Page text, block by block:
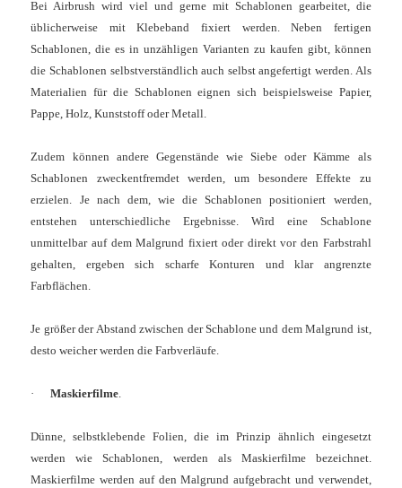
Bei Airbrush wird viel und gerne mit Schablonen gearbeitet, die
üblicherweise mit Klebeband fixiert werden. Neben fertigen
Schablonen, die es in unzähligen Varianten zu kaufen gibt, können
die Schablonen selbstverständlich auch selbst angefertigt werden. Als
Materialien für die Schablonen eignen sich beispielsweise Papier,
Pappe, Holz, Kunststoff oder Metall.
Zudem können andere Gegenstände wie Siebe oder Kämme als
Schablonen zweckentfremdet werden, um besondere Effekte zu
erzielen. Je nach dem, wie die Schablonen positioniert werden,
entstehen unterschiedliche Ergebnisse. Wird eine Schablone
unmittelbar auf dem Malgrund fixiert oder direkt vor den Farbstrahl
gehalten, ergeben sich scharfe Konturen und klar angrenzte
Farbflächen.
Je größer der Abstand zwischen der Schablone und dem Malgrund ist,
desto weicher werden die Farbverläufe.
· Maskierfilme.
Dünne, selbstklebende Folien, die im Prinzip ähnlich eingesetzt
werden wie Schablonen, werden als Maskierfilme bezeichnet.
Maskierfilme werden auf den Malgrund aufgebracht und verwendet,